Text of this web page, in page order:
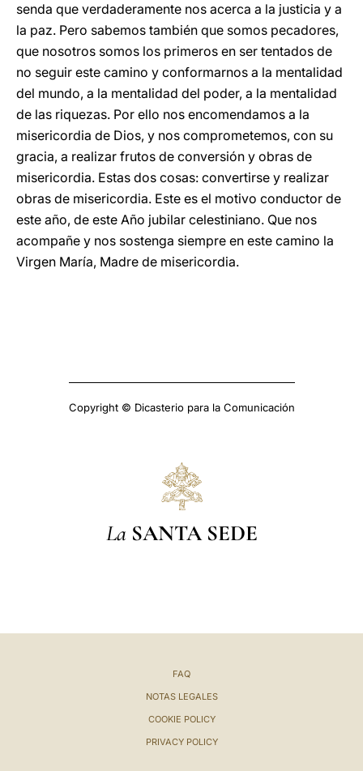
senda que verdaderamente nos acerca a la justicia y a
la paz. Pero sabemos también que somos pecadores,
que nosotros somos los primeros en ser tentados de
no seguir este camino y conformarnos a la mentalidad
del mundo, a la mentalidad del poder, a la mentalidad
de las riquezas. Por ello nos encomendamos a la
misericordia de Dios, y nos comprometemos, con su
gracia, a realizar frutos de conversión y obras de
misericordia. Estas dos cosas: convertirse y realizar
obras de misericordia. Este es el motivo conductor de
este año, de este Año jubilar celestiniano. Que nos
acompañe y nos sostenga siempre en este camino la
Virgen María, Madre de misericordia.
Copyright © Dicasterio para la Comunicación
La SANTA SEDE
FAQ
NOTAS LEGALES
COOKIE POLICY
PRIVACY POLICY